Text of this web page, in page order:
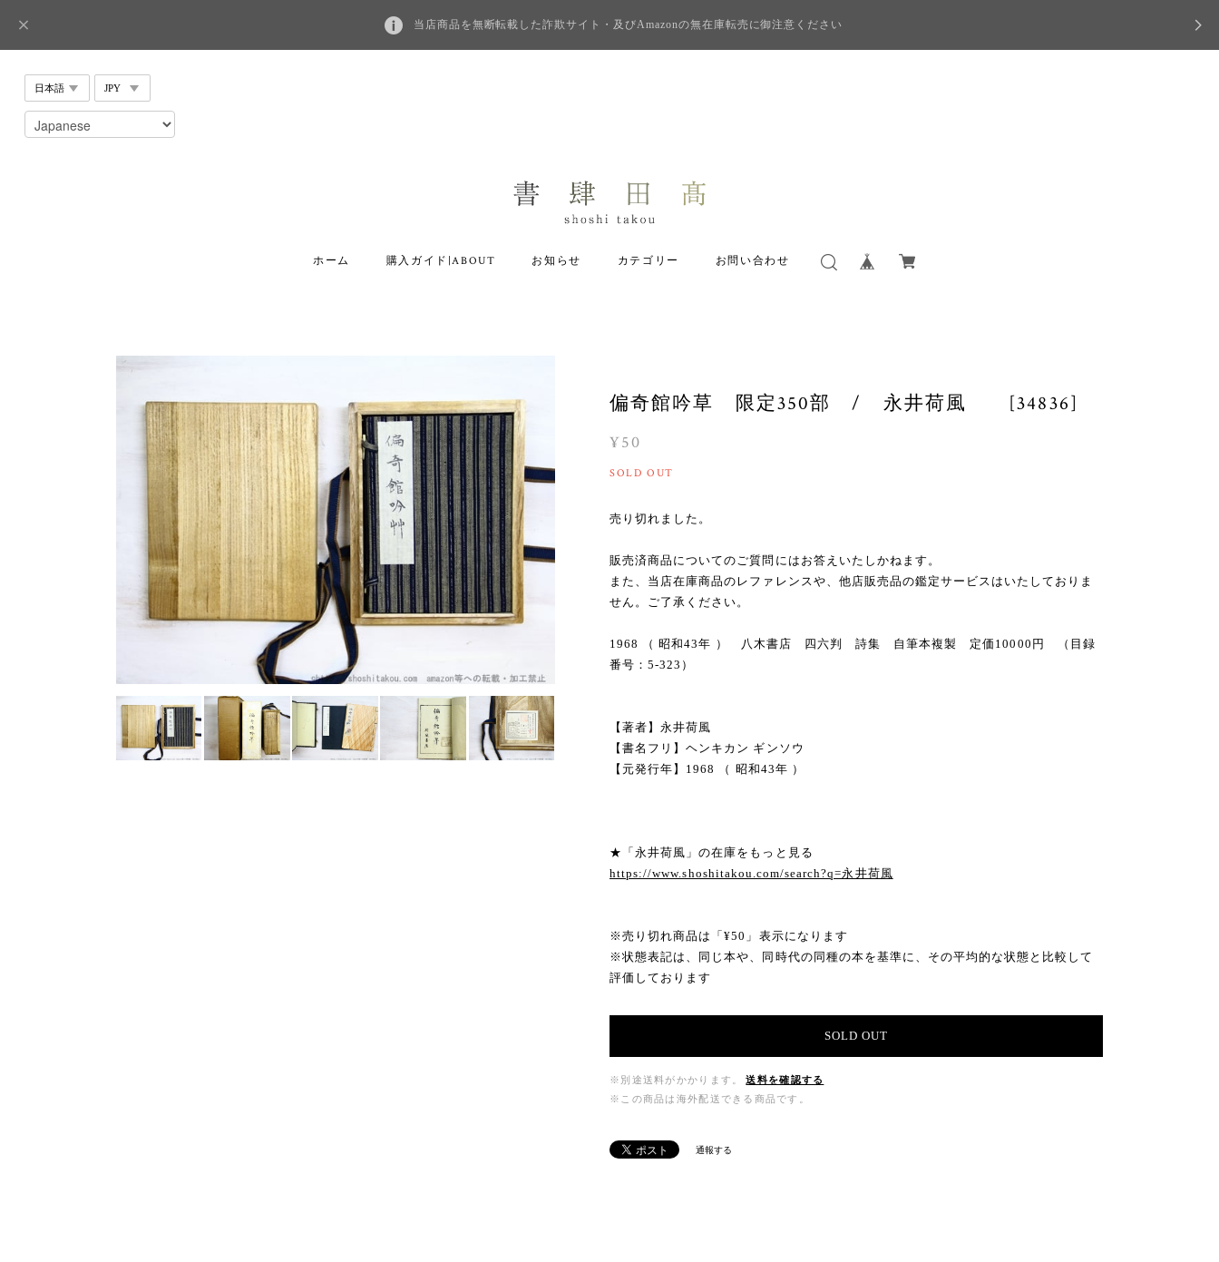
当店商品を無断転載した詐欺サイト・及びAmazonの無在庫転売に御注意ください
ホーム 購入ガイド|ABOUT お知らせ カテゴリー お問い合わせ
偏奇館吟草 限定350部 / 永井荷風 [34836]
¥50
SOLD OUT
売り切れました。
販売済商品についてのご質問にはお答えいたしかねます。
また、当店在庫商品のレファレンスや、他店販売品の鑑定サービスはいたしておりま
せん。ご了承ください。
1968 （ 昭和43年 ） 八木書店 四六判 詩集 自筆本複製 定価10000円 （目録
番号：5-323）
【著者】永井荷風
【書名フリ】ヘンキカン ギンソウ
【元発行年】1968 （ 昭和43年 ）
★「永井荷風」の在庫をもっと見る
https://www.shoshitakou.com/search?q=永井荷風
※売り切れ商品は「¥50」表示になります
※状態表記は、同じ本や、同時代の同種の本を基準に、その平均的な状態と比較して
評価しております
SOLD OUT
※別途送料がかかります。
送料を確認する
※この商品は海外配送できる商品です。
通報する